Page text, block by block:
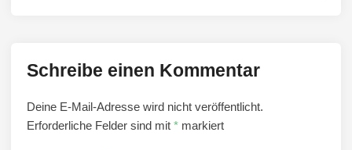
Schreibe einen Kommentar
Deine E-Mail-Adresse wird nicht veröffentlicht.
Erforderliche Felder sind mit * markiert